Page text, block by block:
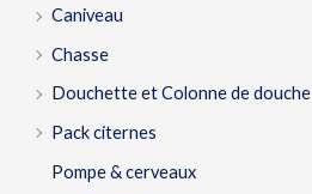
Caniveau
Chasse
Douchette et Colonne de douche
Pack citernes
Pompe & cerveaux